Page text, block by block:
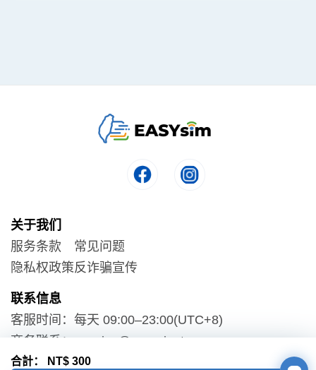
合計： NT$ 300
关于我们
服务条款
隐私权政策
常见问题
反诈骗宣传
联系信息
客服时间：每天 09:00–23:00(UTC+8)
商务联系： service@easysim.tw